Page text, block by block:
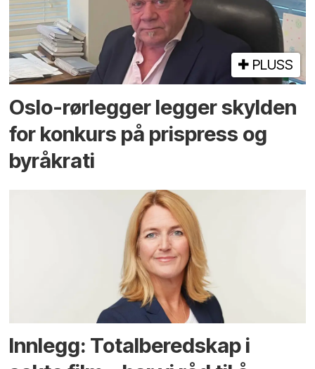
PLUSS
Oslo-rørlegger legger skylden
for konkurs på prispress og
byråkrati
Innlegg: Totalberedskap i